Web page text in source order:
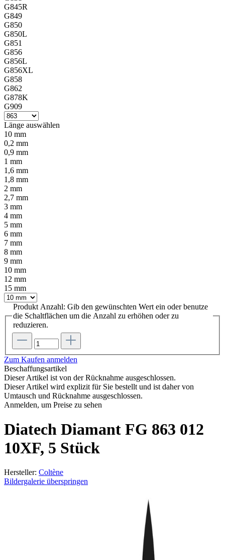
G845R
G849
G850
G850L
G851
G856
G856L
G856XL
G858
G862
G878K
G909
Länge auswählen
10 mm
0,2 mm
0,9 mm
1 mm
1,6 mm
1,8 mm
2 mm
2,7 mm
3 mm
4 mm
5 mm
6 mm
7 mm
8 mm
9 mm
10 mm
12 mm
15 mm
Produkt Anzahl: Gib den gewünschten Wert ein oder benutze
die Schaltflächen um die Anzahl zu erhöhen oder zu
reduzieren.
Zum Kaufen anmelden
Beschaffungsartikel
Dieser Artikel ist von der Rücknahme ausgeschlossen.
Dieser Artikel wird explizit für Sie bestellt und ist daher von
Umtausch und Rücknahme ausgeschlossen.
Anmelden, um Preise zu sehen
Diatech Diamant FG 863 012
10XF, 5 Stück
Hersteller: Coltène
Bildergalerie überspringen